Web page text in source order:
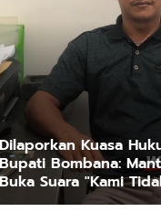
Dilaporkan Kuasa
Bupati Bombana:
Buka Suara "Kami
Pernah Menutup